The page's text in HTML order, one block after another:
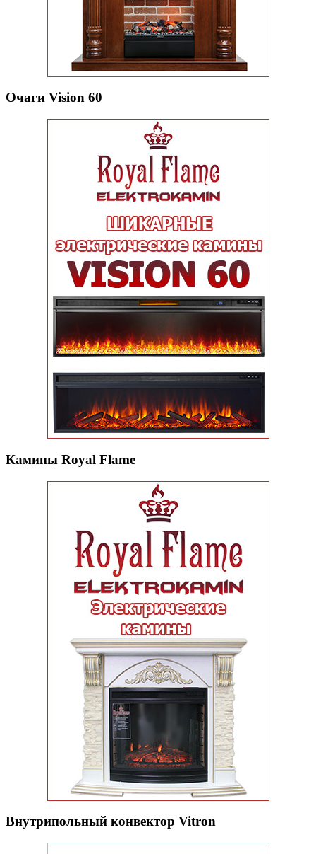
Очаги Vision 60
Камины Royal Flame
Внутрипольный конвектор Vitron